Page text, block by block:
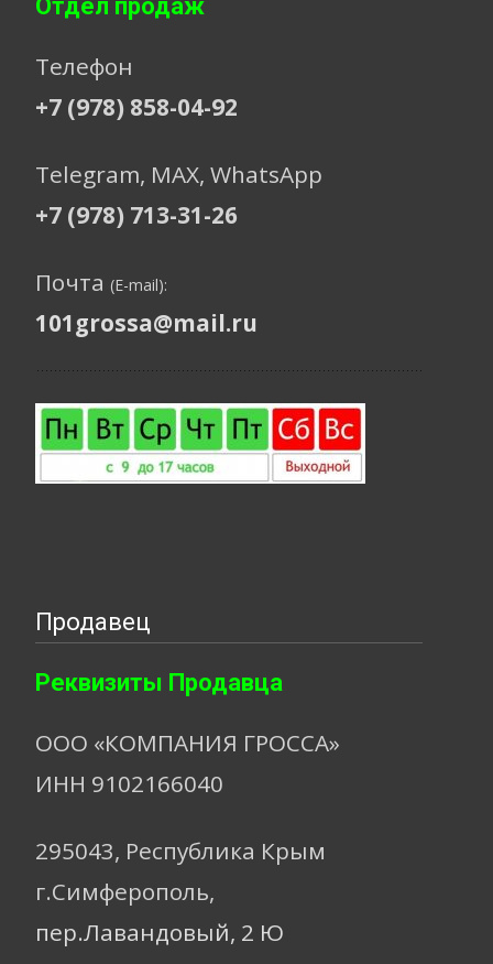
Отдел продаж
Телефон
+7 (978) 858-04-92
Telegram, МАХ, WhatsApp
+7 (978) 713-31-26
Почта (E-mail):
101grossa@mail.ru
Продавец
Реквизиты Продавца
ООО «КОМПАНИЯ ГРОССА»
ИНН 9102166040
295043, Республика Крым
г.Симферополь,
пер.Лавандовый, 2 Ю